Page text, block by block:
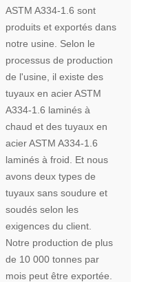
ASTM A334-1.6 sont
produits et exportés dans
notre usine. Selon le
processus de production
de l'usine, il existe des
tuyaux en acier ASTM
A334-1.6 laminés à
chaud et des tuyaux en
acier ASTM A334-1.6
laminés à froid. Et nous
avons deux types de
tuyaux sans soudure et
soudés selon les
exigences du client.
Notre production de plus
de 10 000 tonnes par
mois peut être exportée.